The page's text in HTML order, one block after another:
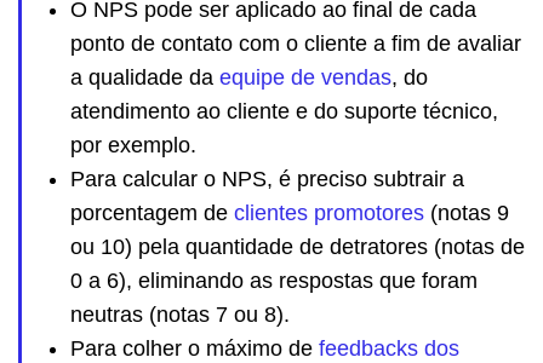
O NPS pode ser aplicado ao final de cada
ponto de contato com o cliente a fim de avaliar
a qualidade da equipe de vendas, do
atendimento ao cliente e do suporte técnico,
por exemplo.
Para calcular o NPS, é preciso subtrair a
porcentagem de clientes promotores (notas 9
ou 10) pela quantidade de detratores (notas de
0 a 6), eliminando as respostas que foram
neutras (notas 7 ou 8).
Para colher o máximo de feedbacks dos